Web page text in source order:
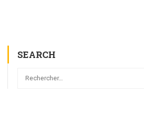
SEARCH